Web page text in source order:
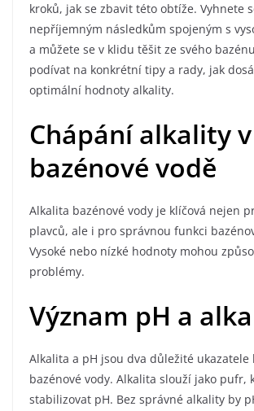
kroků, jak se zbavit této obtíže. Vyhnete
nepříjemným následkům spojeným s
a můžete se v klidu těšit ze svého
podívat na konkrétní tipy a rady, jak
optimální hodnoty alkality.
Chápání alkality v
bazénové vodě
Alkalita bazénové vody je klíčová nejen
plavců, ale i pro správnou funkci
Vysoké nebo nízké hodnoty mohou
problémy.
Význam pH a
Alkalita a pH jsou dva důležité ukazatele
bazénové vody. Alkalita slouží jako pufr,
stabilizovat pH. Bez správné alkality by